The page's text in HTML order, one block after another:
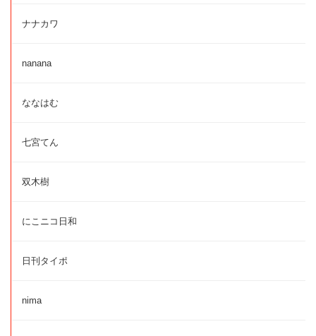
ナナカワ
nanana
ななはむ
七宮てん
双木樹
にこニコ日和
日刊タイポ
nima